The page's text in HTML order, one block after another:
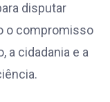
disputar
o compromisso
a cidadania e a